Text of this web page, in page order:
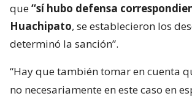
que“sí hubo defensa
Huachipato, se establecieron los
determinó la sanción”.
“Hay que también tomar en cuenta
no necesariamente en este caso en